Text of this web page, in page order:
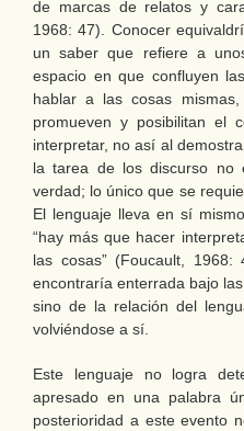
de marcas de relatos y
1968: 47). Conocer
un saber que refiere a
espacio en que confluyen
hablar a las cosas
promueven y posibilitan el
interpretar, no así al
la tarea de los discurso no
verdad; lo único que se
El lenguaje lleva en sí
“hay más que hacer
las cosas” (Foucault,
encontraría enterrada bajo
sino de la relación del
volviéndose a sí.
Este lenguaje no logra
apresado en una palabra
posterioridad a este evento